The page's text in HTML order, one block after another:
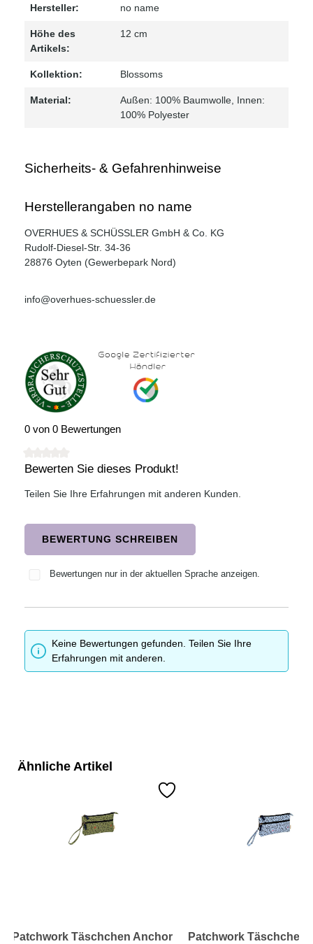
Hersteller: no name
Höhe des
Artikels:
12 cm
Kollektion: Blossoms
Material: Außen: 100% Baumwolle , Innen:
100% Polyester
Sicherheits- & Gefahrenhinweise
Herstellerangaben no name
OVERHUES & SCHÜSSLER GmbH & Co. KG
Rudolf-Diesel-Str. 34-36
28876 Oyten (Gewerbepark Nord)
info@overhues-schuessler.de
0 von 0 Bewertungen
Durchschnittliche Bewertung von 0 von 5 Sternen
Bewerten Sie dieses Produkt!
Teilen Sie Ihre Erfahrungen mit anderen Kunden.
BEWERTUNG SCHREIBEN
Bewertungen nur in der aktuellen Sprache anzeigen.
Keine Bewertungen gefunden. Teilen Sie Ihre
Erfahrungen mit anderen.
Ähnliche Artikel
Patchwork Täschchen Anchor
Patchwork Täschchen